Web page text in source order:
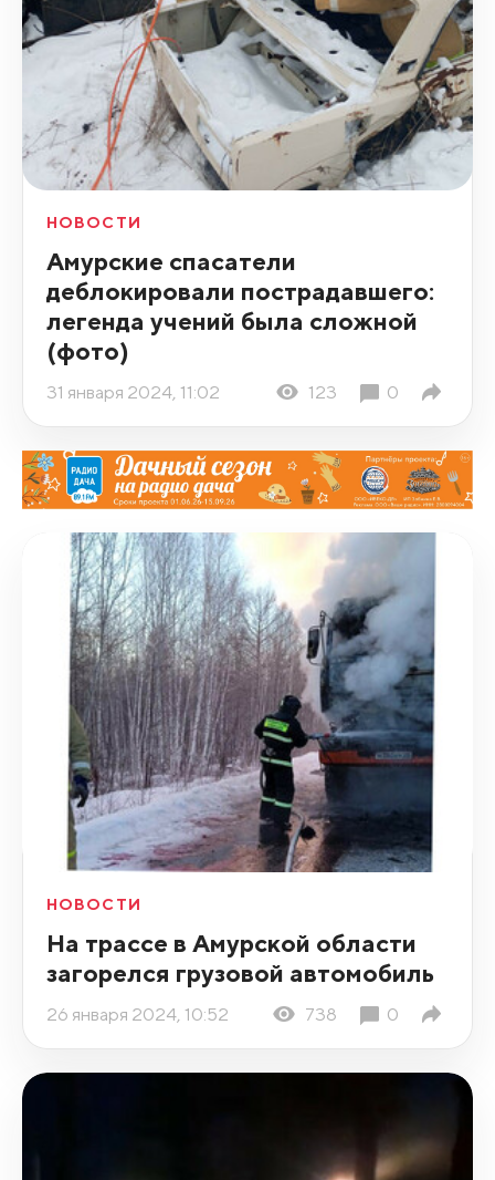
НОВОСТИ
Амурские спасатели
деблокировали пострадавшего:
легенда учений была сложной
(фото)
31 января 2024, 11:02 123 0
НОВОСТИ
На трассе в Амурской области
загорелся грузовой автомобиль
26 января 2024, 10:52 738 0